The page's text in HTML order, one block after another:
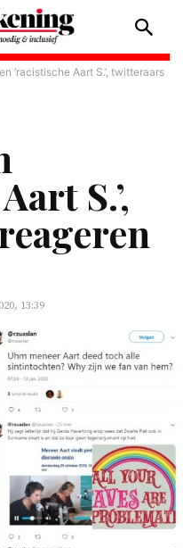
‘racistische Aart S.’, twitteraars
S.’,
13:39